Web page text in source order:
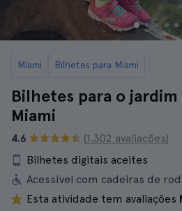
Miami Bilhetes para Miami
Bilhetes para o
Miami
4.6
(1.302 avaliações)
Bilhetes digitais aceites
Acessível com cadeiras de
Esta atividade tem avaliações